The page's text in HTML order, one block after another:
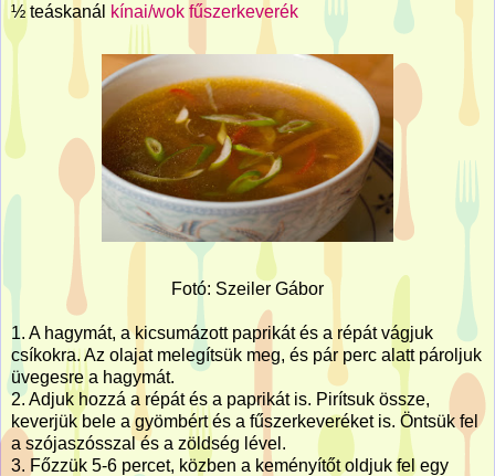
½ teáskanál kínai/wok fűszerkeverék
Fotó: Szeiler Gábor
1. A hagymát, a kicsumázott paprikát és a répát vágjuk
csíkokra. Az olajat melegítsük meg, és pár perc alatt pároljuk
üvegesre a hagymát.
2. Adjuk hozzá a répát és a paprikát is. Pirítsuk össze,
keverjük bele a gyömbért és a fűszerkeveréket is. Öntsük fel
a szójaszósszal és a zöldség lével.
3. Főzzük 5-6 percet, közben a keményítőt oldjuk fel egy